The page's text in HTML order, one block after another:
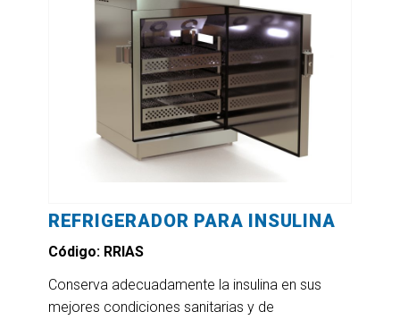
REFRIGERADOR PARA INSULINA
Código: RRIAS
Conserva adecuadamente la insulina en sus
mejores condiciones sanitarias y de